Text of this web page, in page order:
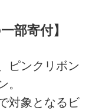
部寄付】
ピンクリボン
。
対象となるビ